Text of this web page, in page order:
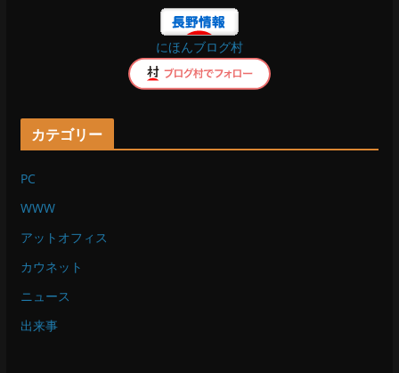
にほんブログ村
カテゴリー
PC
WWW
アットオフィス
カウネット
ニュース
出来事